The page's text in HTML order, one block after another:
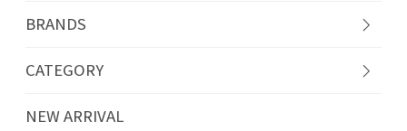
BRANDS
CATEGORY
NEW ARRIVAL